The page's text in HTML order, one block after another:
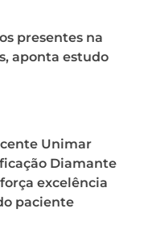
presentes na
aponta estudo
Unimar
Diamante
excelência
paciente